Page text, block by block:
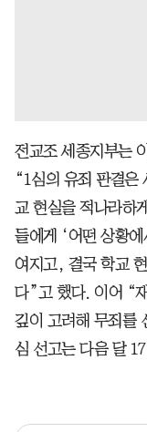
전교조 세종지부는
“1심의 유죄 판결은
교 현실을 적나라하
들에게 ‘어떤 상황
여지고, 결국 학교
다”고 했다. 이어 “
깊이 고려해 무죄를
심 선고는 다음 달